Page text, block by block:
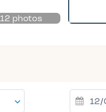
12 photos